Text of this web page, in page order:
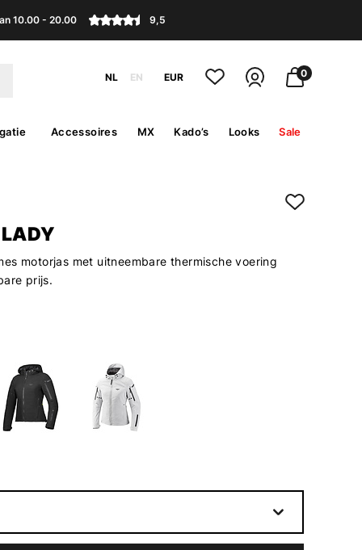
10.00 - 20.00 9,5
NL EN EUR 0
Accessoires MX Kado’s Looks Sale
motorjas met uitneembare thermische voering
prijs.